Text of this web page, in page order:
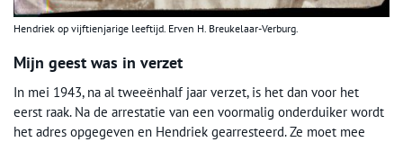
Hendriek op vijftienjarige leeftijd. Erven H. Breukelaar-Verburg.
Mijn geest was in verzet
In mei 1943, na al tweeënhalf jaar verzet, is het dan voor het
eerst raak. Na de arrestatie van een voormalig onderduiker wordt
het adres opgegeven en Hendriek gearresteerd. Ze moet mee